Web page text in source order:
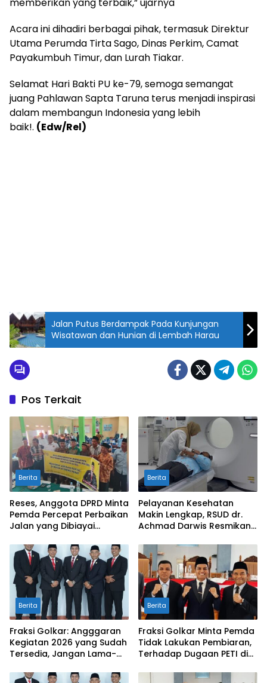
memberikan yang terbaik,” ujarnya
Acara ini dihadiri berbagai pihak, termasuk Direktur
Utama Perumda Tirta Sago, Dinas Perkim, Camat
Payakumbuh Timur, dan Lurah Tiakar.
Selamat Hari Bakti PU ke-79, semoga semangat
juang Pahlawan Sapta Taruna terus menjadi inspirasi
dalam membangun Indonesia yang lebih
baik!. (Edw/Rel)
Jalan Putus Berdampak Pada Kunjungan
Wisatawan dan Hunian di Lembah Harau
Pos Terkait
Berita
Reses, Anggota DPRD Minta
Pemda Percepat Perbaikan
Jalan yang Dibiayai
Berita
Pelayanan Kesehatan
Makin Lengkap, RSUD dr.
Achmad Darwis Resmikan
Berita
Fraksi Golkar: Angggaran
Kegiatan 2026 yang Sudah
Tersedia, Jangan Lama-
Daerah
Berita
Fraksi Golkar Minta Pemda
Tidak Lakukan Pembiaran,
Terhadap Dugaan PETI di